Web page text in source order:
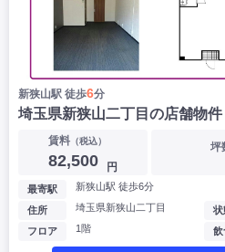
新狭山駅 徒歩6分
埼玉県新狭山二丁目の店舗物件
賃料 （税込）
82,500 円
坪
最寄駅 新狭山駅 徒歩6分
住所 埼玉県新狭山二丁目
フロア 1階
状
飲